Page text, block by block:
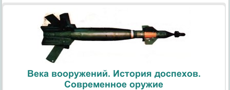
Века вооружений. История доспехов.
Современное оружие